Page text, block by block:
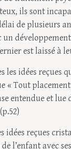
ils sont
de plusieurs
un
est laissé à
les idées reçues
« Tout
entendue et lue
idées reçues
l’enfant avec